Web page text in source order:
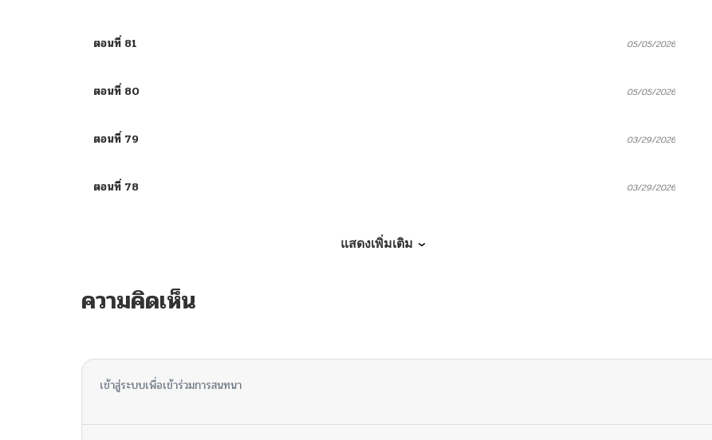
ตอนที่ 81 05/05/2026
ตอนที่ 80 05/05/2026
ตอนที่ 79 03/29/2026
ตอนที่ 78 03/29/2026
ตอนที่ 73
ตอนที่ 72 03/15/2026
แสดงเพิ่มเติม
ความคิดเห็น
เข้าสู่ระบบเพื่อเข้าร่วมการสนทนา